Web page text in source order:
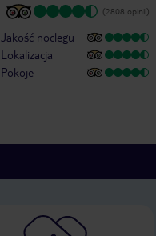
(2808 opinii)
Jakość noclegu
Lokalizacja
Pokoje